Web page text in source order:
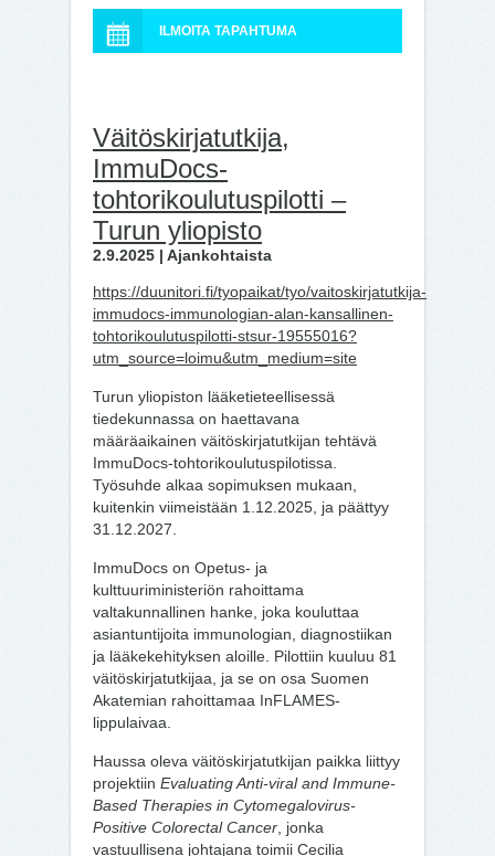
ILMOITA TAPAHTUMA
Väitöskirjatutkija,
ImmuDocs-
tohtorikoulutuspilotti –
Turun yliopisto
2.9.2025 | Ajankohtaista
https://duunitori.fi/tyopaikat/tyo/vaitoskirjatutkija-
immudocs-immunologian-alan-kansallinen-
tohtorikoulutuspilotti-stsur-19555016?
utm_source=loimu&utm_medium=site
Turun yliopiston lääketieteellisessä
tiedekunnassa on haettavana
määräaikainen väitöskirjatutkijan tehtävä
ImmuDocs-tohtorikoulutuspilotissa.
Työsuhde alkaa sopimuksen mukaan,
kuitenkin viimeistään 1.12.2025, ja päättyy
31.12.2027.
ImmuDocs on Opetus- ja
kulttuuriministeriön rahoittama
valtakunnallinen hanke, joka kouluttaa
asiantuntijoita immunologian, diagnostiikan
ja lääkekehityksen aloille. Pilottiin kuuluu 81
väitöskirjatutkijaa, ja se on osa Suomen
Akatemian rahoittamaa InFLAMES-
lippulaivaa.
Haussa oleva väitöskirjatutkijan paikka liittyy
projektiin Evaluating Anti-viral and Immune-
Based Therapies in Cytomegalovirus-
Positive Colorectal Cancer , jonka
vastuullisena johtajana toimii Cecilia